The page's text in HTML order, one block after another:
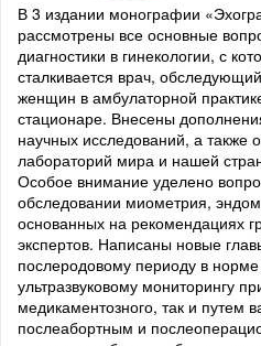
В 3 издании монографии
рассмотрены все основные
диагностики в гинекологии, с
сталкивается врач,
женщин в амбулаторной
стационаре. Внесены
научных исследований, а также
лабораторий мира и нашей
Особое внимание уделено
обследовании миометрия,
основанных на рекомендациях
экспертов. Написаны новые
послеродовому периоду в
ультразвуковому мониторингу
медикаментозного, так и путем
послеабортным и